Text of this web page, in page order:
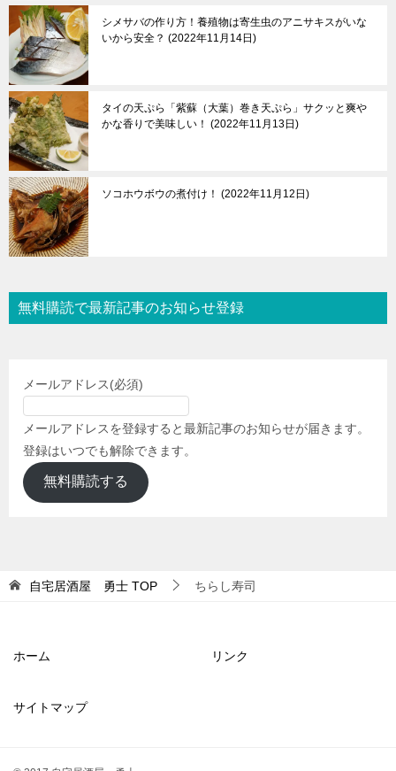
シメサバの作り方！養殖物は寄生虫のアニサキスがいな
いから安全？
2022年11月14日
タイの天ぷら「紫蘇（大葉）巻き天ぷら」サクッと爽や
かな香りで美味しい！
2022年11月13日
ソコホウボウの煮付け！ 2022年11月12日
無料購読で最新記事のお知らせ登録
メールアドレス(必須)
メールアドレスを登録すると最新記事のお知らせが届きます。
登録はいつでも解除できます。
無料購読する
自宅居酒屋 勇士 TOP ちらし寿司
ホーム リンク
サイトマップ